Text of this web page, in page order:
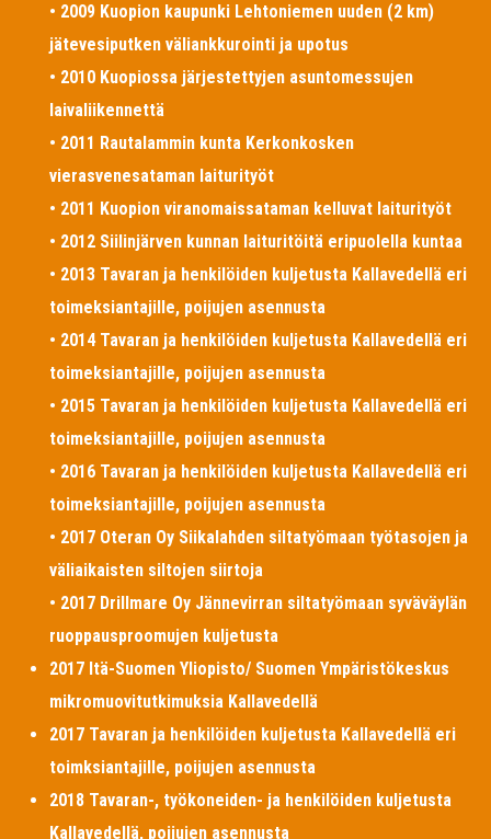
• 2009 Kuopion kaupunki Lehtoniemen uuden (2 km)
jätevesiputken väliankkurointi ja upotus
• 2010 Kuopiossa järjestettyjen asuntomessujen
laivaliikennettä
• 2011 Rautalammin kunta Kerkonkosken
vierasvenesataman laiturityöt
• 2011 Kuopion viranomaissataman kelluvat laiturityöt
• 2012 Siilinjärven kunnan laituritöitä eripuolella kuntaa
• 2013 Tavaran ja henkilöiden kuljetusta Kallavedellä eri
toimeksiantajille, poijujen asennusta
• 2014 Tavaran ja henkilöiden kuljetusta Kallavedellä eri
toimeksiantajille, poijujen asennusta
• 2015 Tavaran ja henkilöiden kuljetusta Kallavedellä eri
toimeksiantajille, poijujen asennusta
• 2016 Tavaran ja henkilöiden kuljetusta Kallavedellä eri
toimeksiantajille, poijujen asennusta
• 2017 Oteran Oy Siikalahden siltatyömaan työtasojen ja
väliaikaisten siltojen siirtoja
• 2017 Drillmare Oy Jännevirran siltatyömaan syväväylän
ruoppausproomujen kuljetusta
2017 Itä-Suomen Yliopisto/ Suomen Ympäristökeskus
mikromuovitutkimuksia Kallavedellä
2017 Tavaran ja henkilöiden kuljetusta Kallavedellä eri
toimksiantajille, poijujen asennusta
2018 Tavaran-, työkoneiden- ja henkilöiden kuljetusta
Kallavedellä, poijujen asennusta